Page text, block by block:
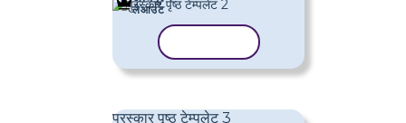
लेआउट
पुरस्कार पृष्ठ टेम्पलेट 3